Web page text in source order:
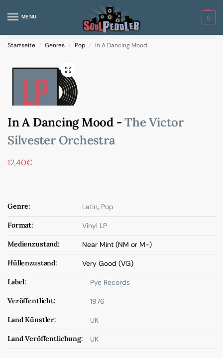
MENU 0
Startseite / Genres / Pop / In A Dancing Mood
In A Dancing Mood -The Victor
Silvester Orchestra
12,40€
Genre: Latin, Pop
Format: Vinyl LP
Medienzustand: Near Mint (NM or M-)
Hüllenzustand: Very Good (VG)
Label: Pye Records
Veröffentlicht: 1976
Land Künstler: UK
Land Veröffentlichung: UK